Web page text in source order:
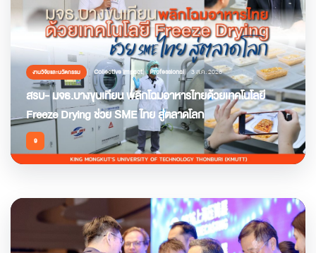
งานวิจัยและนวัตกรรม Collective Impact Professional 3 ส.ค. 2026
สรบ- มจธ.บางขุนเทียน พลิกโฉมอาหารไทยด้วยเทคโนโลยี
Freeze Drying ช่วย SME ไทย สู่ตลาดโลก
9